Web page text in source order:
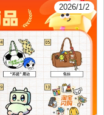
2026/1/2